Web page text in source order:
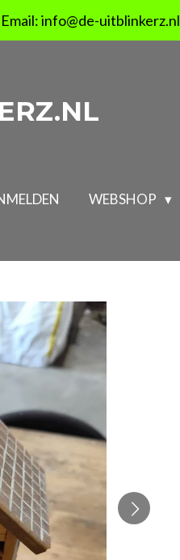
Email: info@de-uitblinkerz.nl
WEBSHOP